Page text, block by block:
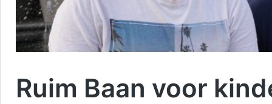
Ruim Baan voor